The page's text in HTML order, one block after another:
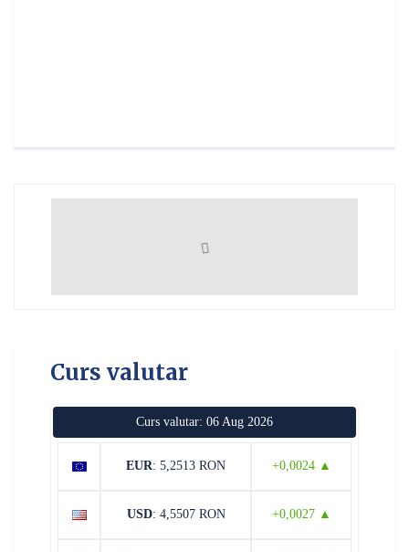
Curs valutar
Curs valutar: 06 Aug 2026
EUR: 5,2513 RON +0,0024 ▲
USD: 4,5507 RON +0,0027 ▲